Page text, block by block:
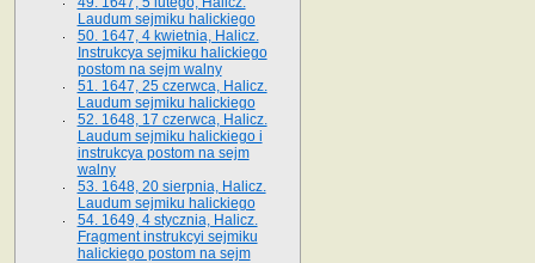
Laudum sejmiku halickiego
50. 1647, 4 kwietnia, Halicz.
Instrukcya sejmiku halickiego
postom na sejm walny
51. 1647, 25 czerwca, Halicz.
Laudum sejmiku halickiego
52. 1648, 17 czerwca, Halicz.
Laudum sejmiku halickiego i
instrukcya postom na sejm
walny
53. 1648, 20 sierpnia, Halicz.
Laudum sejmiku halickiego
54. 1649, 4 stycznia, Halicz.
Fragment instrukcyi sejmiku
halickiego postom na sejm